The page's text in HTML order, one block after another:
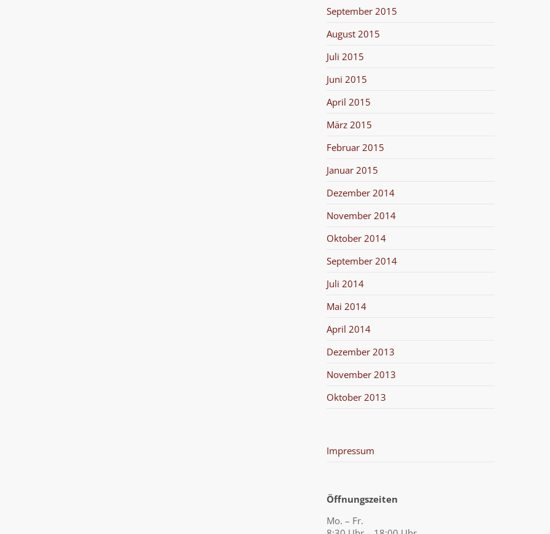
September 2015
August 2015
Juli 2015
Juni 2015
April 2015
März 2015
Februar 2015
Januar 2015
Dezember 2014
November 2014
Oktober 2014
September 2014
Juli 2014
Mai 2014
April 2014
Dezember 2013
November 2013
Oktober 2013
Impressum
Öffnungszeiten
Mo. – Fr.